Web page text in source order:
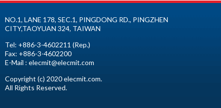
NO.1, LANE 178, SEC.1, PINGDONG RD., PINGZHEN
CITY,TAOYUAN 324, TAIWAN
Tel: +886-3-4602211 (Rep.)
Fax: +886-3-4602200
E-Mail : elecmit@elecmit.com
Copyright (c) 2020 elecmit.com.
All Rights Reserved.